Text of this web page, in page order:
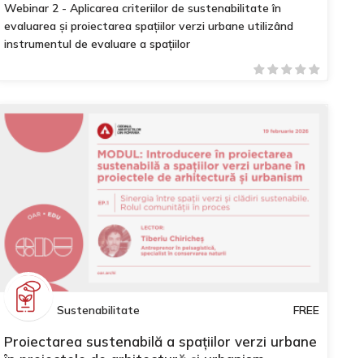
Webinar 2 - Aplicarea criteriilor de sustenabilitate în
evaluarea și proiectarea spațiilor verzi urbane utilizând
instrumentul de evaluare a spațiilor
Sustenabilitate FREE
Proiectarea sustenabilă a spațiilor verzi urbane